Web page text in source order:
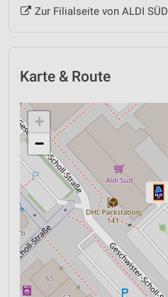
Zur Filialseite von ALDI SÜD
Karte & Route
+
−